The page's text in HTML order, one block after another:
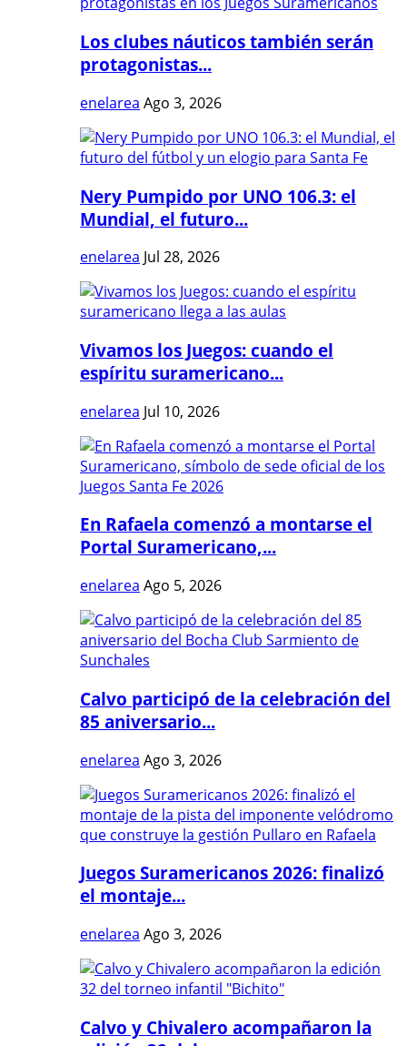
Los clubes náuticos también serán
protagonistas...
enelarea Ago 3, 2026
Nery Pumpido por UNO 106.3: el
Mundial, el futuro...
enelarea Jul 28, 2026
Vivamos los Juegos: cuando el
espíritu suramericano...
enelarea Jul 10, 2026
En Rafaela comenzó a montarse el
Portal Suramericano,...
enelarea Ago 5, 2026
Calvo participó de la celebración del
85 aniversario...
enelarea Ago 3, 2026
Juegos Suramericanos 2026: finalizó
el montaje...
enelarea Ago 3, 2026
Calvo y Chivalero acompañaron la